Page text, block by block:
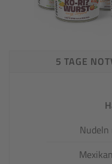
5 TAGE
Nudeln